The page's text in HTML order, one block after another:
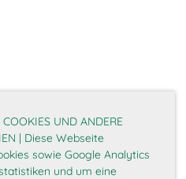
UND ANDERE
| Diese Webseite
sowie Google Analytics
und um eine